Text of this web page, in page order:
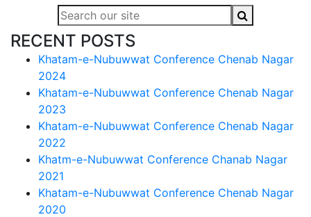
RECENT POSTS
Khatam-e-Nubuwwat Conference Chenab Nagar
2024
Khatam-e-Nubuwwat Conference Chenab Nagar
2023
Khatam-e-Nubuwwat Conference Chenab Nagar
2022
Khatm-e-Nubuwwat Conference Chanab Nagar
2021
Khatam-e-Nubuwwat Conference Chenab Nagar
2020